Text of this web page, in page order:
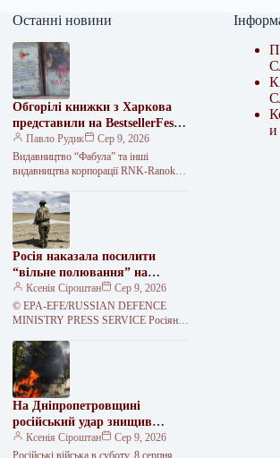
Останні новини
Обгорілі книжки з Харкова
представили на BestsellerFest у
Львові
Павло Рудик
Сер 9, 2026
Видавництво “Фабула” та інші
видавництва корпорації RNK-Ranok
Львові обгорілі примірники книжок зі
складу, який 1…
Росія наказала посилити
“вільне полювання” на
автомобілі на Херсонщині
Ксенія Сіроштан
Сер 9, 2026
© EPA-EFE/RUSSIAN DEFENCE
MINISTRY PRESS SERVICE Росіяни
озброєння. Військове командування
РФ наказало своїм солдатам…
На Дніпропетровщині
російський удар знищив
автобус, загинув водій
Ксенія Сіроштан
Сер 9, 2026
Російські війська в суботу, 8 серпня,
и